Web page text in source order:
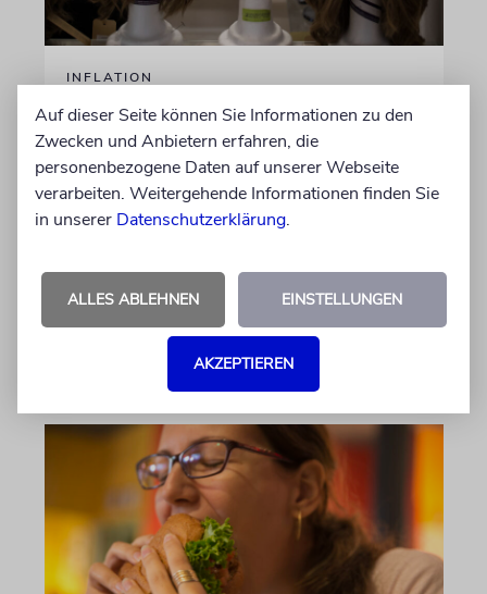
INFLATION
Perücken-Preisexplosion in
Israel: 11.000 Euro für einen
Scheitel
Orthodoxe Kopfbedeckungen werden auch für
einführen, fordert eine Anwältin
Auf dieser Seite können Sie Informationen zu den
Zwecken und Anbietern erfahren, die
personenbezogene Daten auf unserer Webseite
verarbeiten. Weitergehende Informationen finden Sie
in unserer Datenschutzerklärung.
ALLES ABLEHNEN EINSTELLUNGEN
AKZEPTIEREN